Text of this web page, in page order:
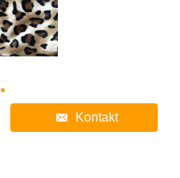
Kontakt